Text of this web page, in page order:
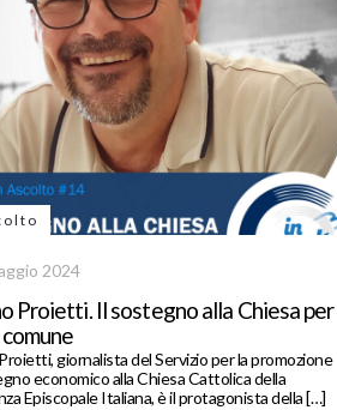
2024
Proietti. Il sostegno alla Chiesa per
giornalista del Servizio per la promozione
economico alla Chiesa Cattolica della
Episcopale Italiana, è il protagonista della […]